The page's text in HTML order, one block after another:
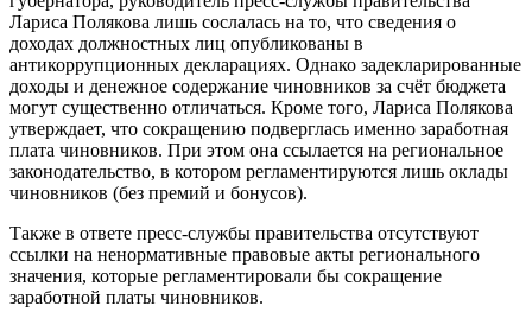
Лариса Полякова лишь сослалась на то, что сведения о
доходах должностных лиц опубликованы в
антикоррупционных декларациях. Однако задекларированные
доходы и денежное содержание чиновников за счёт бюджета
могут существенно отличаться. Кроме того, Лариса Полякова
утверждает, что сокращению подверглась именно заработная
плата чиновников. При этом она ссылается на региональное
законодательство, в котором регламентируются лишь оклады
чиновников (без премий и бонусов).
Также в ответе пресс-службы правительства отсутствуют
ссылки на ненормативные правовые акты регионального
значения, которые регламентировали бы сокращение
заработной платы чиновников.